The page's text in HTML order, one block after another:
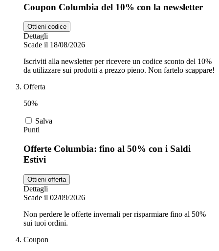
Coupon Columbia del 10% con la newsletter
Ottieni codice
Dettagli
Scade il 18/08/2026
Iscriviti alla newsletter per ricevere un codice sconto del 10%
da utilizzare sui prodotti a prezzo pieno. Non fartelo scappare!
Offerta
50%
Salva
Punti
Offerte Columbia: fino al 50% con i Saldi
Estivi
Ottieni offerta
Dettagli
Scade il 02/09/2026
Non perdere le offerte invernali per risparmiare fino al 50%
sui tuoi ordini.
Coupon